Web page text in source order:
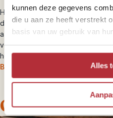
kunnen deze gegevens
die u aan ze heeft verstrekt
basis van uw gebruik van
Alles
Het is fijn om bij terugkomst in
douche na te genieten van je
aan om nog een nachtje in Luang
volgende dag kun je terugvliegen
het zuiden van Laos reizen. Hier
Bolovenland
Eilanden in
Onze